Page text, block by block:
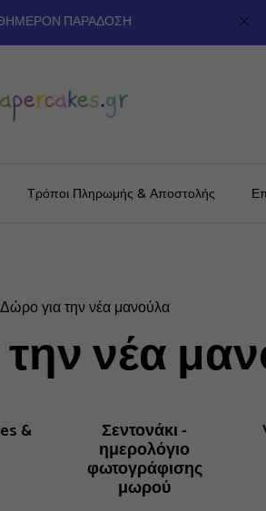
ΠΑΡΑΔΟΣΗ
Τρόποι Πληρωμής & Αποστολής
Δώρο για την νέα μανούλα
νέα
& Σεντονάκι -
ημερολόγιο
φωτογράφισης
μωρού